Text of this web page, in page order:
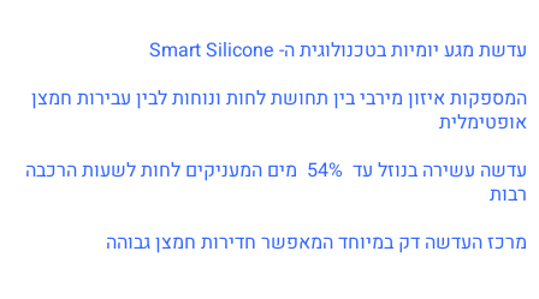
עדשת מגע יומיות בטכנולוגית ה- Smart Silicone
המספקות איזון מירבי בין תחושת לחות ונוחות לבין עבירות חמצן
אופטימלית
עדשה עשירה בנוזל עד 54% מים המעניקים לחות לשעות הרכבה
רבות
מרכז העדשה דק במיוחד המאפשר חדירות חמצן גבוהה